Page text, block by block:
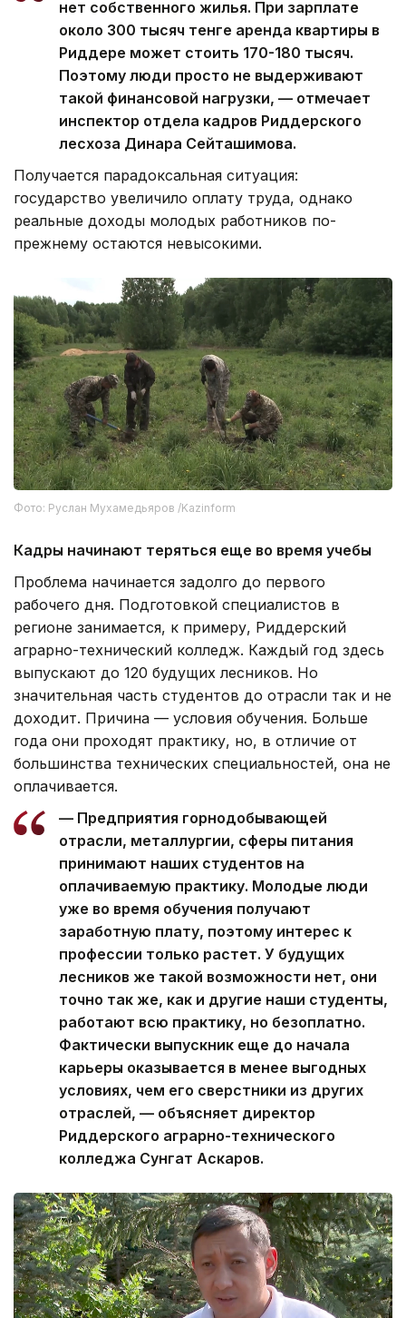
нет собственного жилья. При зарплате
около 300 тысяч тенге аренда квартиры в
Риддере может стоить 170-180 тысяч.
Поэтому люди просто не выдерживают
такой финансовой нагрузки, — отмечает
инспектор отдела кадров Риддерского
лесхоза Динара Сейташимова.
Получается парадоксальная ситуация:
государство увеличило оплату труда, однако
реальные доходы молодых работников по-
прежнему остаются невысокими.
Фото: Руслан Мухамедьяров /Kazinform
Кадры начинают теряться еще во время учебы
Проблема начинается задолго до первого
рабочего дня. Подготовкой специалистов в
регионе занимается, к примеру, Риддерский
аграрно-технический колледж. Каждый год здесь
выпускают до 120 будущих лесников. Но
значительная часть студентов до отрасли так и не
доходит. Причина — условия обучения. Больше
года они проходят практику, но, в отличие от
большинства технических специальностей, она не
оплачивается.
— Предприятия горнодобывающей
отрасли, металлургии, сферы питания
принимают наших студентов на
оплачиваемую практику. Молодые люди
уже во время обучения получают
заработную плату, поэтому интерес к
профессии только растет. У будущих
лесников же такой возможности нет, они
точно так же, как и другие наши студенты,
работают всю практику, но безоплатно.
Фактически выпускник еще до начала
карьеры оказывается в менее выгодных
условиях, чем его сверстники из других
отраслей, — объясняет директор
Риддерского аграрно-технического
колледжа Сунгат Аскаров.